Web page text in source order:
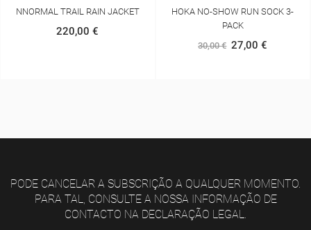
HOKA NO-SHOW RUN SOCK 3-
PACK
ASICS ESSENTIAL ASICS LOGO
TIGHT
25,00 € 22,50 €
PODE CANCELAR A SUBSCRIÇÃO A QUALQUER MOMENTO.
PARA TAL, CONSULTE A NOSSA INFORMAÇÃO DE
CONTACTO NA DECLARAÇÃO LEGAL.